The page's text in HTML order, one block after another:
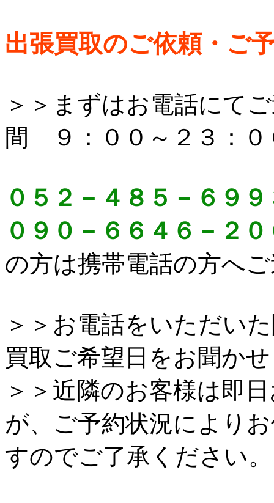
出張買取のご依頼・ご
＞＞まずはお電話にて
間 ９：００～２３：０
０５２－４８５－６９９
０９０－６６４６－２０
の方は携帯電話の方へ
＞＞お電話をいただい
買取ご希望日をお聞か
＞＞近隣のお客様は即
が、ご予約状況により
すのでご了承ください。